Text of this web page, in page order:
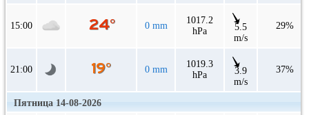
15:00 0 mm
1017.2
hPa
5.5
m/s
29%
21:00 0 mm
1019.3
hPa
3.9
m/s
37%
Пятница 14-08-2026